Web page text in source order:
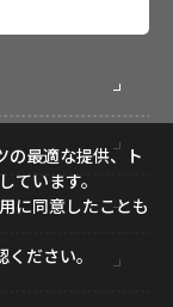
の最適な提供、ト
います。
に同意したことも
ください。